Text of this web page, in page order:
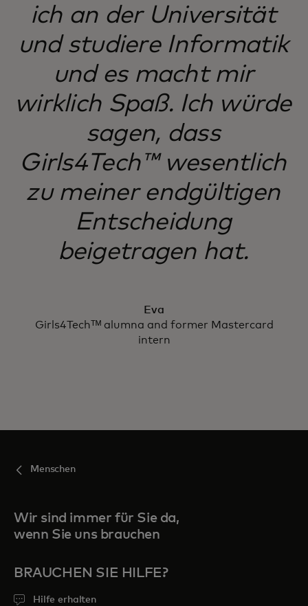
ich an der Universität
und studiere Informatik
und es macht mir
wirklich Spaß. Ich würde
sagen, dass
Girls4Tech™ wesentlich
zu meiner endgültigen
Entscheidung
beigetragen hat.
Eva
Girls4Techᵀᴹ alumna and former Mastercard
intern
Menschen
Wir sind immer für Sie da,
wenn Sie uns brauchen
BRAUCHEN SIE HILFE?
Hilfe erhalten